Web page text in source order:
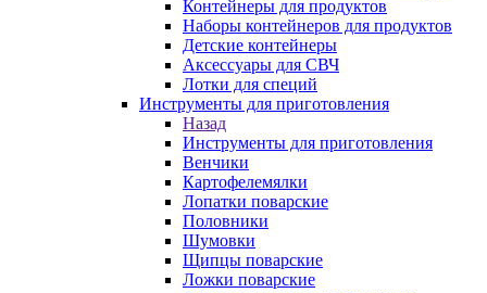
Контейнеры для продуктов
Наборы контейнеров для продуктов
Детские контейнеры
Аксессуары для СВЧ
Лотки для специй
Инструменты для приготовления
Назад
Инструменты для приготовления
Венчики
Картофелемялки
Лопатки поварские
Половники
Шумовки
Щипцы поварские
Ложки поварские